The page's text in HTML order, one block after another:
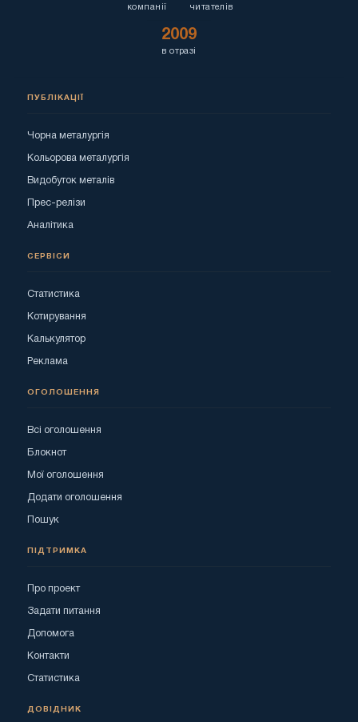
компанії читателів
2009
в отразі
ПУБЛІКАЦІЇ
Чорна металургія
Кольорова металургія
Видобуток металів
Прес-релізи
Аналітика
СЕРВІСИ
Статистика
Котирування
Калькулятор
Реклама
ОГОЛОШЕННЯ
Всі оголошення
Блокнот
Мої оголошення
Додати оголошення
Пошук
ПІДТРИМКА
Про проект
Задати питання
Допомога
Контакти
Статистика
ДОВІДНИК